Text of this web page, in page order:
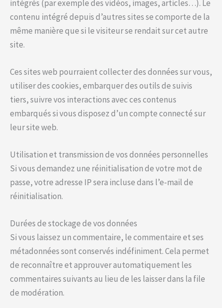
intégrés (par exemple des vidéos, images, articles…). Le
contenu intégré depuis d’autres sites se comporte de la
même manière que si le visiteur se rendait sur cet autre
site.
Ces sites web pourraient collecter des données sur vous,
utiliser des cookies, embarquer des outils de suivis
tiers, suivre vos interactions avec ces contenus
embarqués si vous disposez d’un compte connecté sur
leur site web.
Utilisation et transmission de vos données personnelles
Si vous demandez une réinitialisation de votre mot de
passe, votre adresse IP sera incluse dans l’e-mail de
réinitialisation.
Durées de stockage de vos données
Si vous laissez un commentaire, le commentaire et ses
métadonnées sont conservés indéfiniment. Cela permet
de reconnaître et approuver automatiquement les
commentaires suivants au lieu de les laisser dans la file
de modération.